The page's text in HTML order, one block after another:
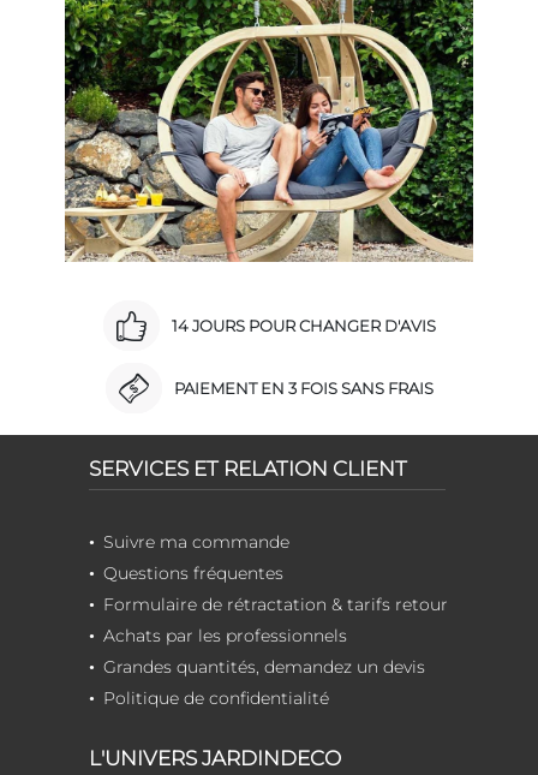
14 JOURS POUR CHANGER D'AVIS
PAIEMENT EN 3 FOIS SANS FRAIS
SERVICES ET RELATION CLIENT
Suivre ma commande
Questions fréquentes
Formulaire de rétractation & tarifs retour
Achats par les professionnels
Grandes quantités, demandez un devis
Politique de confidentialité
L'UNIVERS JARDINDECO